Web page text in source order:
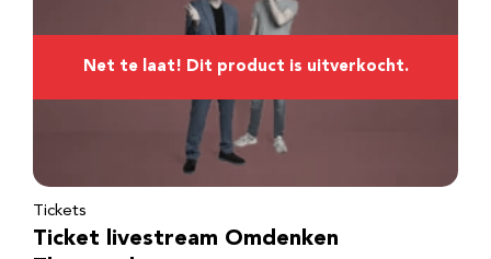
Tickets
Ticket livestream Omdenken